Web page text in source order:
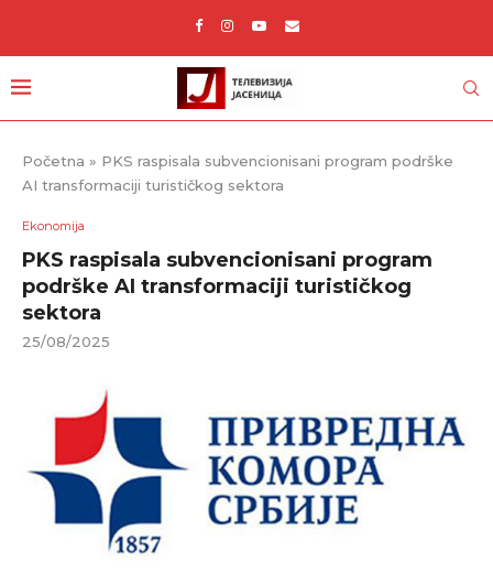
Početna » PKS raspisala subvencionisani program podrške
AI transformaciji turističkog sektora
Ekonomija
PKS raspisala subvencionisani program
podrške AI transformaciji turističkog
sektora
25/08/2025